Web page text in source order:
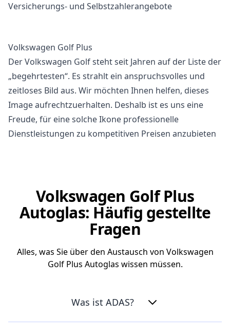
Versicherungs- und Selbstzahlerangebote
Volkswagen Golf Plus
Der Volkswagen Golf steht seit Jahren auf der Liste der
„begehrtesten“. Es strahlt ein anspruchsvolles und
zeitloses Bild aus. Wir möchten Ihnen helfen, dieses
Image aufrechtzuerhalten. Deshalb ist es uns eine
Freude, für eine solche Ikone professionelle
Dienstleistungen zu kompetitiven Preisen anzubieten
Volkswagen Golf Plus
Autoglas: Häufig gestellte
Fragen
Alles, was Sie über den Austausch von Volkswagen
Golf Plus Autoglas wissen müssen.
Was ist ADAS?